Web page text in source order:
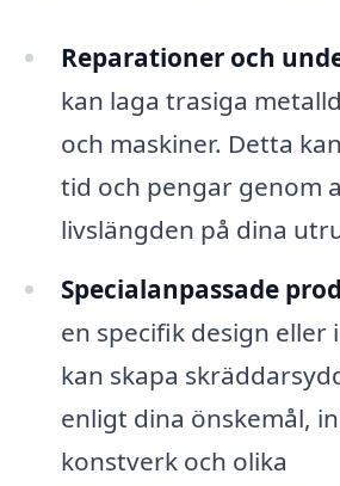
Reparationer och
kan laga trasiga
och maskiner. Detta
tid och pengar genom
livslängden på dina
Specialanpassade
en specifik design eller
kan skapa
enligt dina önskemål,
konstverk och olika